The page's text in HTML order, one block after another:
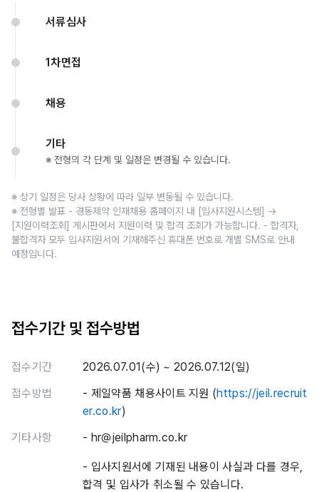
서류심사
1차면접
채용
기타
※ 전형의 각 단계 및 일정은 변경될 수 있습니다.
※ 상기 일정은 당사 상황에 따라 일부 변동될 수 있습니다.
※ 전형별 발표 - 경동제약 인재채용 홈페이지 내 [입사지원시스템] →
[지원이력조회] 게시판에서 지원이력 및 합격 조회가 가능합니다. - 합격자,
불합격자 모두 입사지원서에 기재해주신 휴대폰 번호로 개별 SMS로 안내
예정입니다.
접수기간 및 접수방법
접수기간
2026.07.01(수) ~ 2026.07.12(일)
접수방법
- 제일약품 채용사이트 지원 (https://jeil.recruit
er.co.kr)
기타사항
- hr@jeilpharm.co.kr
- 입사지원서에 기재된 내용이 사실과 다를 경우,
합격 및 입사가 취소될 수 있습니다.